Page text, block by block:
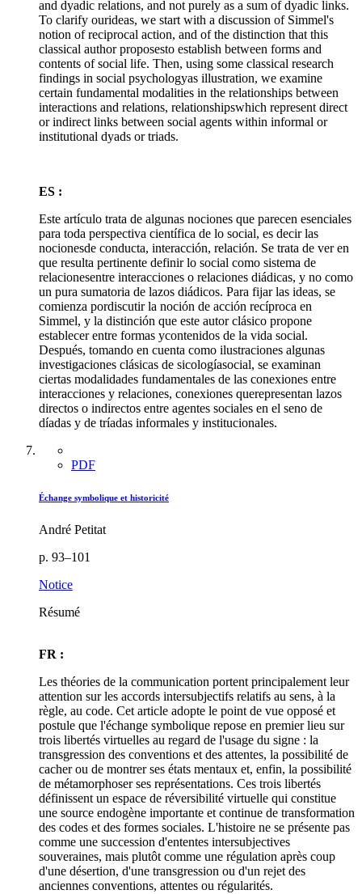
and dyadic relations, and not purely as a sum of dyadic links.
To clarify ourideas, we start with a discussion of Simmel's
notion of reciprocal action, and of the distinction that this
classical author proposesto establish between forms and
contents of social life. Then, using some classical research
findings in social psychologyas illustration, we examine
certain fundamental modalities in the relationships between
interactions and relations, relationshipswhich represent direct
or indirect links between social agents within informal or
institutional dyads or triads.
ES :
Este artículo trata de algunas nociones que parecen esenciales
para toda perspectiva científica de lo social, es decir las
nocionesde conducta, interacción, relación. Se trata de ver en
que resulta pertinente definir lo social como sistema de
relacionesentre interacciones o relaciones diádicas, y no como
un pura sumatoria de lazos diádicos. Para fijar las ideas, se
comienza pordiscutir la noción de acción recíproca en
Simmel, y la distinción que este autor clásico propone
establecer entre formas ycontenidos de la vida social.
Después, tomando en cuenta como ilustraciones algunas
investigaciones clásicas de sicologíasocial, se examinan
ciertas modalidades fundamentales de las conexiones entre
interacciones y relaciones, conexiones querepresentan lazos
directos o indirectos entre agentes sociales en el seno de
díadas y de tríadas informales y institucionales.
PDF
Échange symbolique et historicité
André Petitat
p. 93–101
Notice
Résumé
FR :
Les théories de la communication portent principalement leur
attention sur les accords intersubjectifs relatifs au sens, à la
règle, au code. Cet article adopte le point de vue opposé et
postule que l'échange symbolique repose en premier lieu sur
trois libertés virtuelles au regard de l'usage du signe : la
transgression des conventions et des attentes, la possibilité de
cacher ou de montrer ses états mentaux et, enfin, la possibilité
de métamorphoser ses représentations. Ces trois libertés
définissent un espace de réversibilité virtuelle qui constitue
une source endogène importante et continue de transformation
des codes et des formes sociales. L'histoire ne se présente pas
comme une succession d'ententes intersubjectives
souveraines, mais plutôt comme une régulation après coup
d'une désertion, d'une transgression ou d'un rejet des
anciennes conventions, attentes ou régularités.